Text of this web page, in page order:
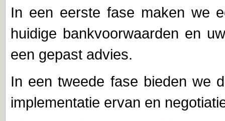
In een eerste fase maken we
huidige bankvoorwaarden en
een gepast advies.
In een tweede fase bieden we
implementatie ervan en